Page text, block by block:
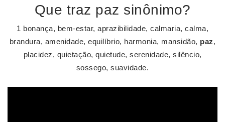
Que traz paz sinônimo?
1 bonança, bem-estar, aprazibilidade, calmaria, calma,
brandura, amenidade, equilíbrio, harmonia, mansidão, paz,
placidez, quietação, quietude, serenidade, silêncio,
sossego, suavidade.